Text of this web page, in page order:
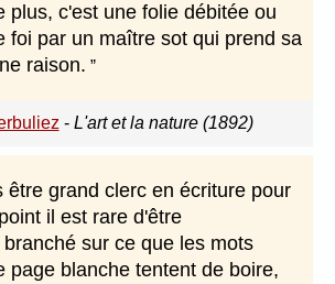
plus, c'est une folie débitée ou
foi par un maître sot qui prend sa
raison.
- L'art et la nature (1892)
être grand clerc en écriture pour
il est rare d'être
sur ce que les mots
page blanche tentent de boire,